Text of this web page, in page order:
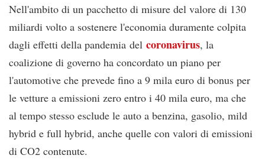
Nell'ambito di un pacchetto di misure del valore di 130
miliardi volto a sostenere l'economia duramente colpita
dagli effetti della pandemia del coronavirus, la
coalizione di governo ha concordato un piano per
l'automotive che prevede fino a 9 mila euro di bonus per
le vetture a emissioni zero entro i 40 mila euro, ma che
al tempo stesso esclude le auto a benzina, gasolio, mild
hybrid e full hybrid, anche quelle con valori di emissioni
di CO2 contenute.